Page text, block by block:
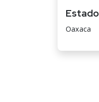
Estado
Oaxaca